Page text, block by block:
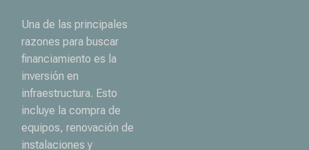
Una de las principales
razones para buscar
financiamiento es la
inversión en
infraestructura. Esto
incluye la compra de
equipos, renovación de
instalaciones y